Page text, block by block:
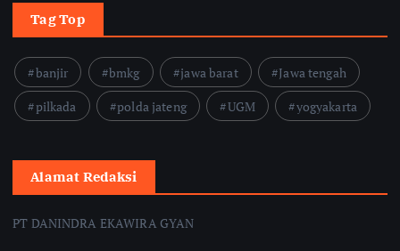
Tag Top
banjir bmkg jawa barat
Jawa tengah
pilkada
polda jateng UGM yogyakarta
Alamat Redaksi
PT DANINDRA EKAWIRA GYAN